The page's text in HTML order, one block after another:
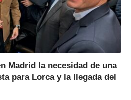
Madrid la necesidad de una
para Lorca y la llegada del